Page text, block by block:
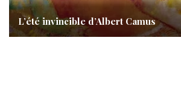
L’été invincible d’Albert Camus